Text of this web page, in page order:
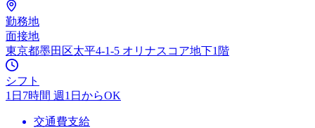
勤務地
面接地
東京都墨田区太平4-1-5 オリナスコア地下1階
シフト
1日7時間 週1日からOK
交通費支給